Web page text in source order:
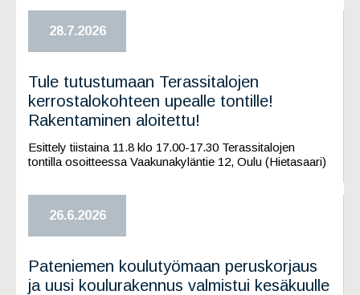
28.7.2026
Tule tutustumaan Terassitalojen
kerrostalokohteen upealle tontille!
Rakentaminen aloitettu!
Esittely tiistaina 11.8 klo 17.00-17.30 Terassitalojen
tontilla osoitteessa Vaakunakyläntie 12, Oulu (Hietasaari)
26.6.2026
Pateniemen koulutyömaan peruskorjaus
ja uusi koulurakennus valmistui kesäkuulle